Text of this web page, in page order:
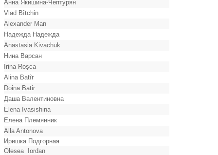
Анна Якишина-Чептурян
Vlad Bîtchin
Alexander Man
Надежда Надежда
Anastasia Kivachuk
Нина Варсан
Irina Roșca
Alina Batîr
Doina Batir
Даша Валентиновна
Elena Ivasishina
Елена Племянник
Alla Antonova
Иришка Подгорная
Olesea Iordan